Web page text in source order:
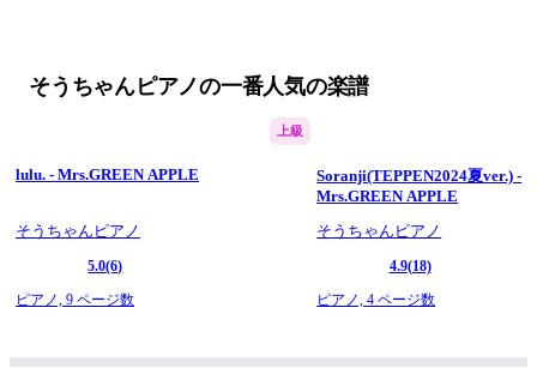
そうちゃんピアノの一番人気の楽譜
上級
lulu. - Mrs.GREEN APPLE
そうちゃんピアノ
5.0(6)
ピアノ, 9 ページ数
Soranji(TEPPEN2024夏ver.) -
Mrs.GREEN APPLE
そうちゃんピアノ
4.9(18)
ピアノ,4 ページ数